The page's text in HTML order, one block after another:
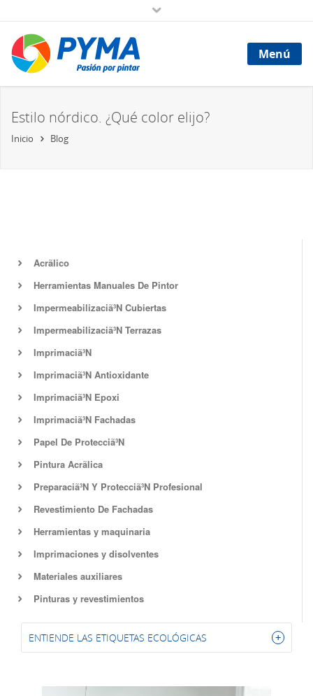
Menú
Estilo nórdico. ¿Qué color elijo?
Inicio Blog
Acrã­lico
Herramientas Manuales De Pintor
Impermeabilizaciã³N Cubiertas
Impermeabilizaciã³N Terrazas
Imprimaciã³N
Imprimaciã³N Antioxidante
Imprimaciã³N Epoxi
Imprimaciã³N Fachadas
Papel De Protecciã³N
Pintura Acrã­lica
Preparaciã³N Y Protecciã³N Profesional
Revestimiento De Fachadas
Herramientas y maquinaria
Imprimaciones y disolventes
Materiales auxiliares
Pinturas y revestimientos
ENTIENDE LAS ETIQUETAS ECOLÓGICAS